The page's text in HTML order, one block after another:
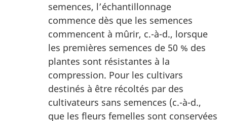
semences, l’échantillonnage
commence dès que les semences
commencent à mûrir, c.-à-d., lorsque
les premières semences de 50 % des
plantes sont résistantes à la
compression. Pour les cultivars
destinés à être récoltés par des
cultivateurs sans semences (c.-à-d.,
que les fleurs femelles sont conservées